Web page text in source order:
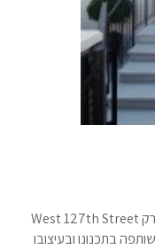
הפרויקט המורכב ביותר היה בניין מגורים בניו יורק West 127th Street
שבו הייתי שותפה בתכנונו ובעיצובו